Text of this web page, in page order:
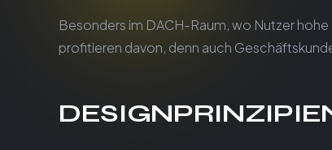
Besonders im DACH-Raum, wo Nutzer
profitieren davon, denn auch